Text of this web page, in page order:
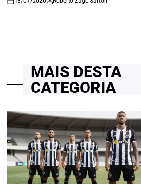
on
MAIS DESTA
CATEGORIA